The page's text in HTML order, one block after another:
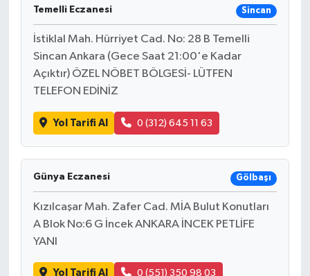
Temelli Eczanesi Sincan
İstiklal Mah. Hürriyet Cad. No: 28 B Temelli
Sincan Ankara (Gece Saat 21:00'e Kadar
Açıktır) ÖZEL NÖBET BÖLGESİ- LÜTFEN
TELEFON EDİNİZ
Yol Tarifi Al 0 (312) 645 11 63
Günya Eczanesi Gölbaşı
Kızılcaşar Mah. Zafer Cad. MİA Bulut Konutları
A Blok No:6 G İncek ANKARA İNCEK PETLİFE
YANI
Yol Tarifi Al 0 (551) 350 98 03